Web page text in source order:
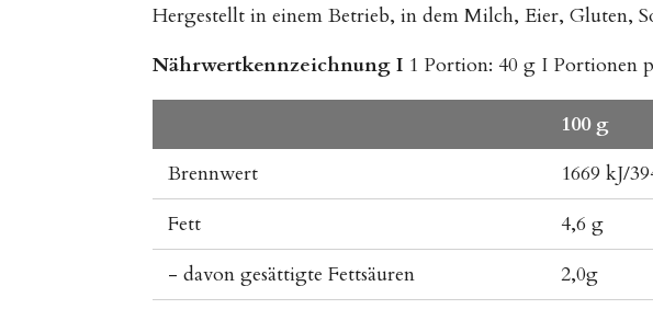
Hergestellt in einem Betrieb, in dem Milch, Eier, Gluten,
Nährwertkennzeichnung I 1 Portion: 40 g I Portionen
100 g
Brennwert
1669 kJ/
Fett
4,6 g
- davon gesättigte Fettsäuren
2,0g